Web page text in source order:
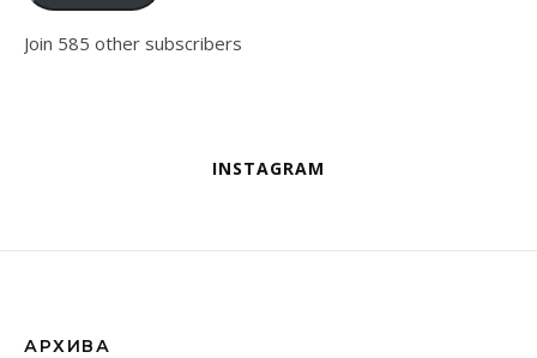
Join 585 other subscribers
INSTAGRAM
АРХИВА